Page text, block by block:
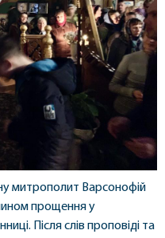
митрополит Варсонофій
прощення у
Після слів проповіді та